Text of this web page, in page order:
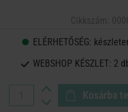
ELÉRHETŐSÉG:
WEBSHOP KÉSZLET: 2
Kosárba